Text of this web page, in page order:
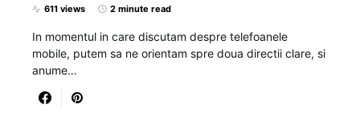
611 views 2 minute read
In momentul in care discutam despre telefoanele
mobile, putem sa ne orientam spre doua directii clare, si
anume…